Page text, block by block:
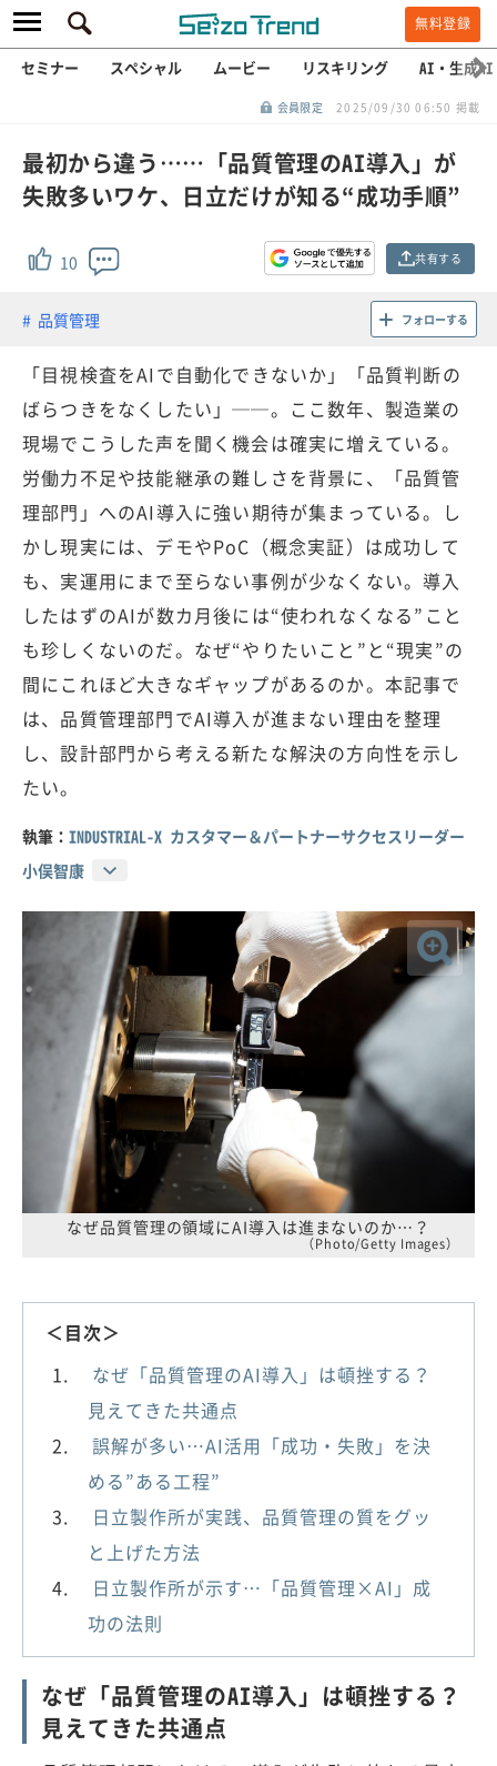
無料登録
セミナー スペシャル ムービー リスキリング AI・生成AI
会員限定 2025/09/30 06:50 掲載
最初から違う……「品質管理のAI導入」が
失敗多いワケ、日立だけが知る“成功手順”
10 共有する
品質管理 フォローする
「目視検査をAIで自動化できないか」「品質判断の
ばらつきをなくしたい」──。ここ数年、製造業の
現場でこうした声を聞く機会は確実に増えている。
労働力不足や技能継承の難しさを背景に、「品質管
理部門」へのAI導入に強い期待が集まっている。し
かし現実には、デモやPoC（概念実証）は成功して
も、実運用にまで至らない事例が少なくない。導入
したはずのAIが数カ月後には“使われなくなる”こと
も珍しくないのだ。なぜ“やりたいこと”と“現実”の
間にこれほど大きなギャップがあるのか。本記事で
は、品質管理部門でAI導入が進まない理由を整理
し、設計部門から考える新たな解決の方向性を示し
たい。
執筆： INDUSTRIAL-X カスタマー＆パートナーサクセスリーダー
小俣智康
なぜ品質管理の領域にAI導入は進まないのか…？
（Photo/Getty Images）
＜目次＞
なぜ「品質管理のAI導入」は頓挫する？
見えてきた共通点
誤解が多い…AI活用「成功・失敗」を決
める”ある工程”
日立製作所が実践、品質管理の質をグッ
と上げた方法
日立製作所が示す…「品質管理×AI」成
功の法則
なぜ「品質管理のAI導入」は頓挫する？
見えてきた共通点